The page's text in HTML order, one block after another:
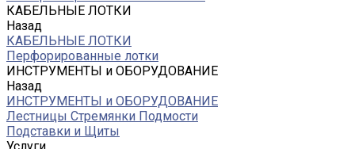
КАБЕЛЬНЫЕ ЛОТКИ
Назад
КАБЕЛЬНЫЕ ЛОТКИ
Перфорированные лотки
ИНСТРУМЕНТЫ и ОБОРУДОВАНИЕ
Назад
ИНСТРУМЕНТЫ и ОБОРУДОВАНИЕ
Лестницы Стремянки Подмости
Подставки и Щиты